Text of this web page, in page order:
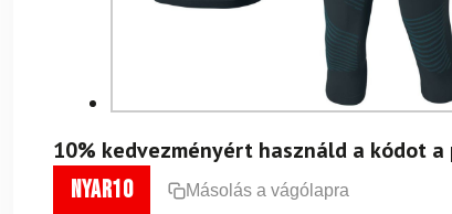
10% kedvezményért használd a kódot
nyar10 Másolás a vágólapra